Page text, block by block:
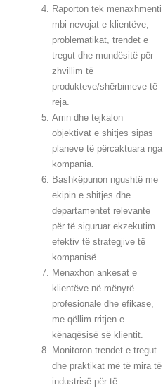
Raporton tek menaxhmenti
mbi nevojat e klientëve,
problematikat, trendet e
tregut dhe mundësitë për
zhvillim të
produkteve/shërbimeve të
reja.
Arrin dhe tejkalon
objektivat e shitjes sipas
planeve të përcaktuara nga
kompania.
Bashkëpunon ngushtë me
ekipin e shitjes dhe
departamentet relevante
për të siguruar ekzekutim
efektiv të strategjive të
kompanisë.
Menaxhon ankesat e
klientëve në mënyrë
profesionale dhe efikase,
me qëllim rritjen e
kënaqësisë së klientit.
Monitoron trendet e tregut
dhe praktikat më të mira të
industrisë për të